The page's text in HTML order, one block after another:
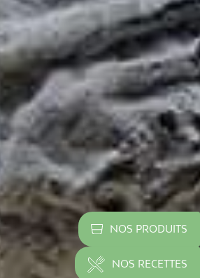
NOS PRODUITS
NOS RECETTES